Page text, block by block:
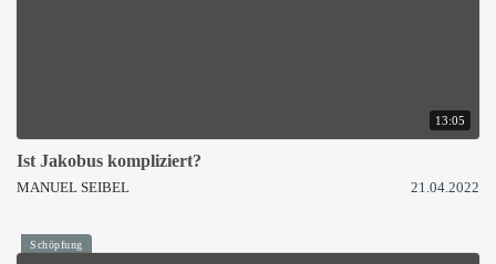
13:05
Ist Jakobus kompliziert?
MANUEL SEIBEL 21.04.2022
Schöpfung